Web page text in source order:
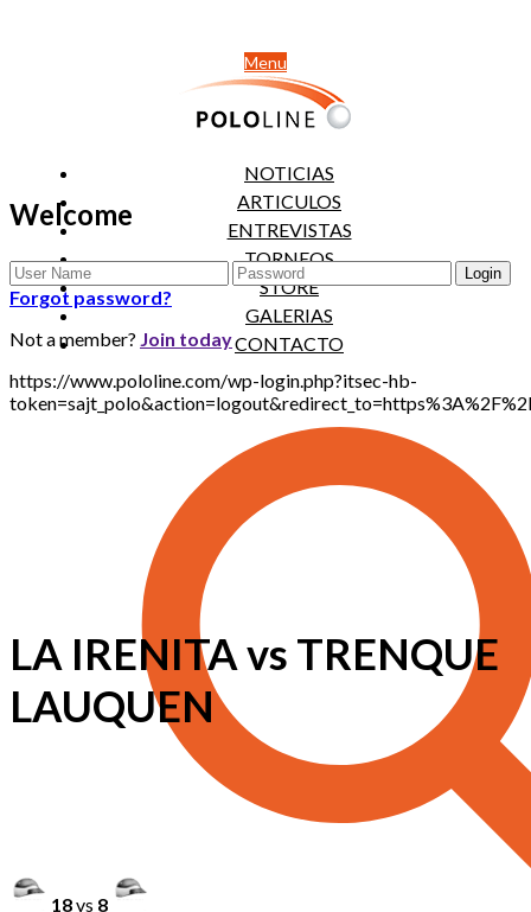
Menu
NOTICIAS
ARTICULOS
ENTREVISTAS
TORNEOS
STORE
GALERIAS
CONTACTO
Welcome
Forgot password?
Not a member? Join today
https://www.pololine.com/wp-login.php?itsec-hb-
LA IRENITA vs TRENQUE
LAUQUEN
18vs 8